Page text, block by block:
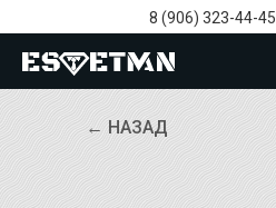
8 (906) 323-44-45
← НАЗАД